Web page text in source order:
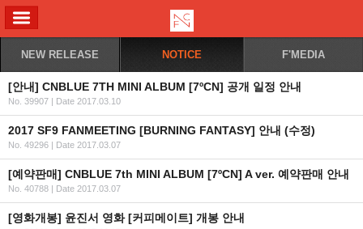
NEW RELEASE NOTICE F'MEDIA
[안내] CNBLUE 7TH MINI ALBUM [7ºCN] 공개 일정 안내
No. 39907 | Date 2017.03.10
2017 SF9 FANMEETING [BURNING FANTASY] 안내 (수정)
No. 49296 | Date 2017.03.07
[예약판매] CNBLUE 7th MINI ALBUM [7ºCN] A ver. 예약판매 안내
No. 40788 | Date 2017.03.07
[영화개봉] 윤진서 영화 [커피메이트] 개봉 안내